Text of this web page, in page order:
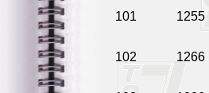
101 1255
102 1266